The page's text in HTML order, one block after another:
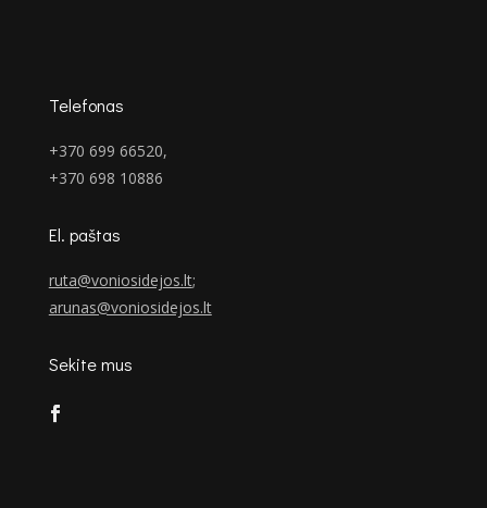
Telefonas
+370 699 66520,
+370 698 10886
El. paštas
ruta@voniosidejos.lt;
arunas@voniosidejos.lt
Sekite mus